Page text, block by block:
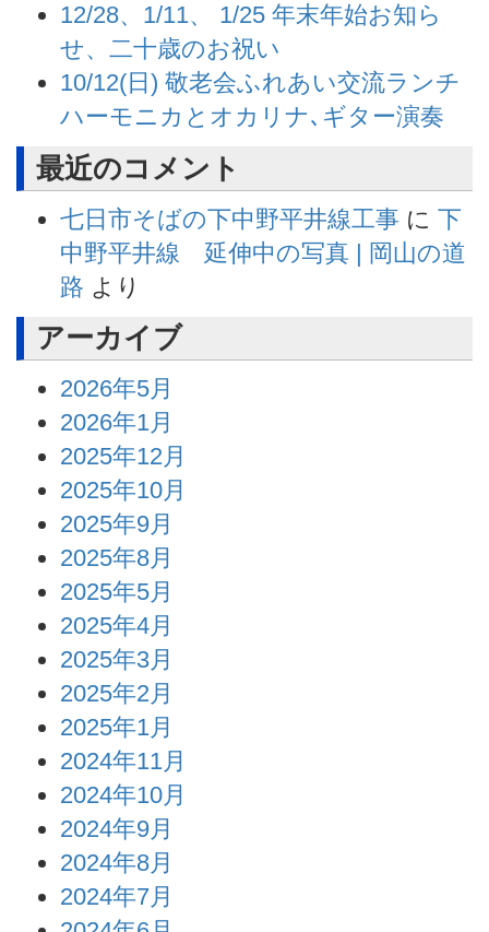
12/28、1/11、 1/25 年末年始お知ら
せ、二十歳のお祝い
10/12(日) 敬老会ふれあい交流ランチ
ハーモニカとオカリナ､ギター演奏
最近のコメント
七日市そばの下中野平井線工事 に 下
中野平井線 延伸中の写真 | 岡山の道
路 より
アーカイブ
2026年5月
2026年1月
2025年12月
2025年10月
2025年9月
2025年8月
2025年5月
2025年4月
2025年3月
2025年2月
2025年1月
2024年11月
2024年10月
2024年9月
2024年8月
2024年7月